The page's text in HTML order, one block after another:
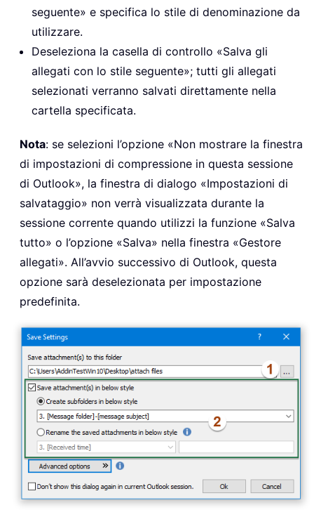
seguente» e specifica lo stile di denominazione da
utilizzare.
Deseleziona la casella di controllo «Salva gli
allegati con lo stile seguente»; tutti gli allegati
selezionati verranno salvati direttamente nella
cartella specificata.
Nota: se selezioni l’opzione «Non mostrare la finestra
di impostazioni di compressione in questa sessione
di Outlook», la finestra di dialogo «Impostazioni di
salvataggio» non verrà visualizzata durante la
sessione corrente quando utilizzi la funzione «Salva
tutto» o l’opzione «Salva» nella finestra «Gestore
allegati». All’avvio successivo di Outlook, questa
opzione sarà deselezionata per impostazione
predefinita.